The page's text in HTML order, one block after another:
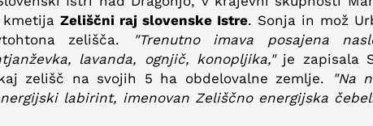
kmetijaZeliščni raj slovenske Istre. Sonja in mož
zelišča.
"Trenutno imava posajena
lavanda, ognjič, konopljika,"je zapisala
zelišč na svojih 5 ha obdelovalne zemlje.
"Na
labirint, imenovan Zeliščno energijska